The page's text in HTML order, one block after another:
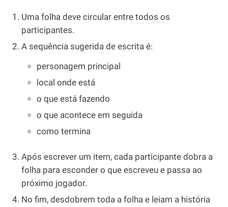
Uma folha deve circular entre todos os
participantes.
A sequência sugerida de escrita é:
personagem principal
local onde está
o que está fazendo
o que acontece em seguida
como termina
Após escrever um item, cada participante dobra a
folha para esconder o que escreveu e passa ao
próximo jogador.
No fim, desdobrem toda a folha e leiam a história